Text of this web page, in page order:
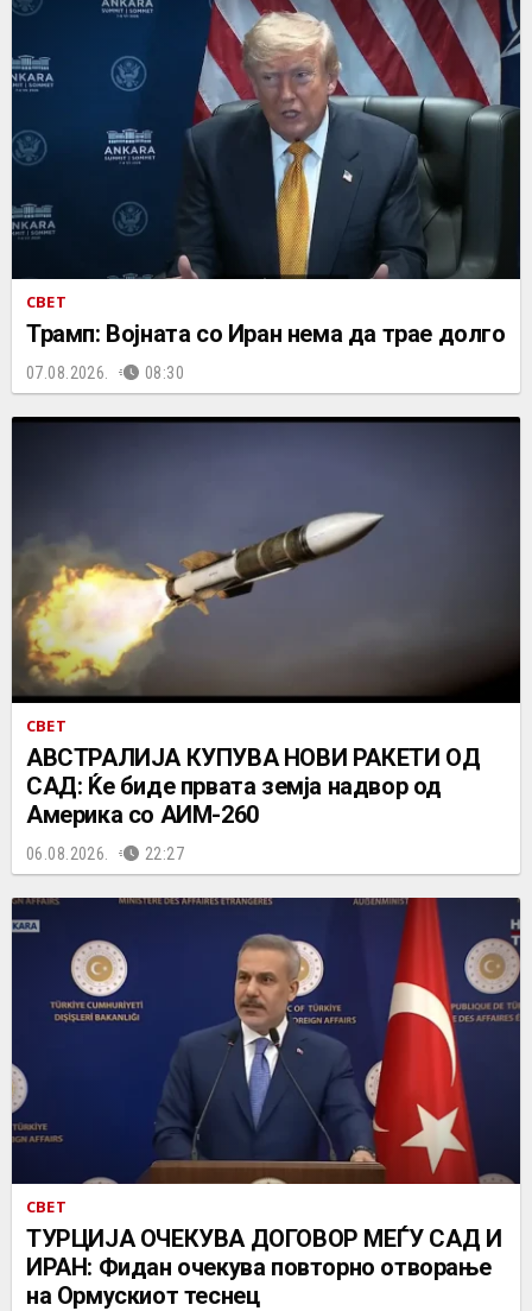
СВЕТ
Трамп: Војната со Иран нема да трае долго
07.08.2026. 08:30
СВЕТ
АВСТРАЛИЈА КУПУВА НОВИ РАКЕТИ ОД
САД: Ќе биде првата земја надвор од
Америка со АИМ-260
06.08.2026. 22:27
СВЕТ
ТУРЦИЈА ОЧЕКУВА ДОГОВОР МЕЃУ САД И
ИРАН: Фидан очекува повторно отворање
на Ормускиот теснец